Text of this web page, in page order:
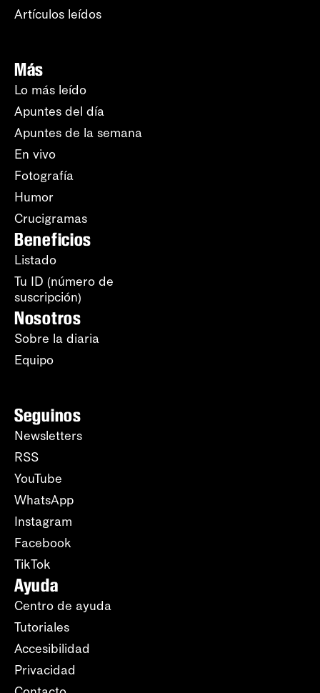
Artículos leídos
Más
Lo más leído
Apuntes del día
Apuntes de la semana
En vivo
Fotografía
Humor
Crucigramas
Beneficios
Listado
Tu ID (número de
suscripción)
Nosotros
Sobre la diaria
Equipo
Seguinos
Newsletters
RSS
YouTube
WhatsApp
Instagram
Facebook
TikTok
Ayuda
Centro de ayuda
Tutoriales
Accesibilidad
Privacidad